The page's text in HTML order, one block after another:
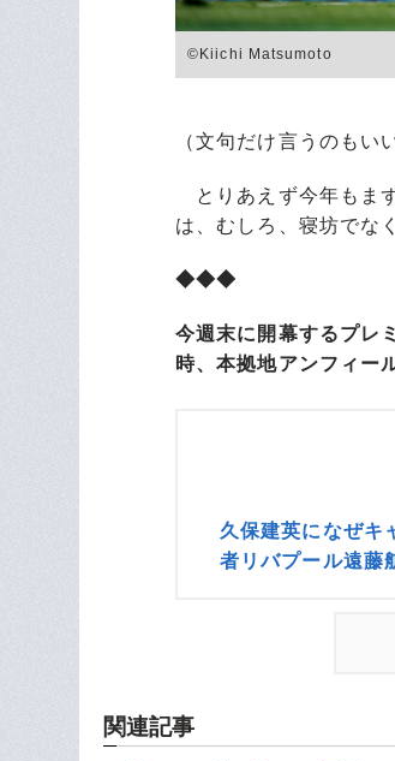
©︎Kiichi Matsumoto
（文句だけ言うのもい
とりあえず今年もま
は、むしろ、寝坊でな
◆◆◆
今週末に開幕するプレ
時、本拠地アンフィー
久保建英になぜキ
者リバプール遠藤
関連記事